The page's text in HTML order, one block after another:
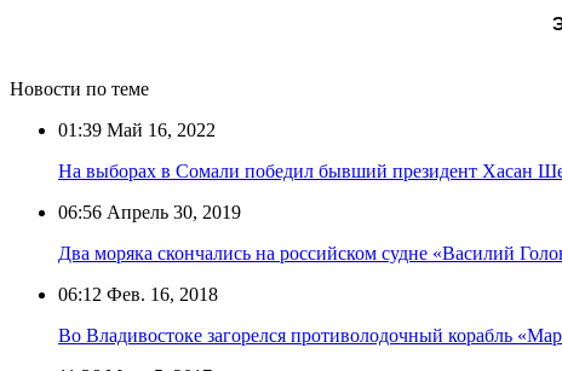
Новости по теме
01:39 Май 16, 2022
На выборах в Сомали победил бывший президент Хасан
06:56 Апрель 30, 2019
Два моряка скончались на российском судне «Василий
06:12 Фев. 16, 2018
Во Владивостоке загорелся противолодочный корабль